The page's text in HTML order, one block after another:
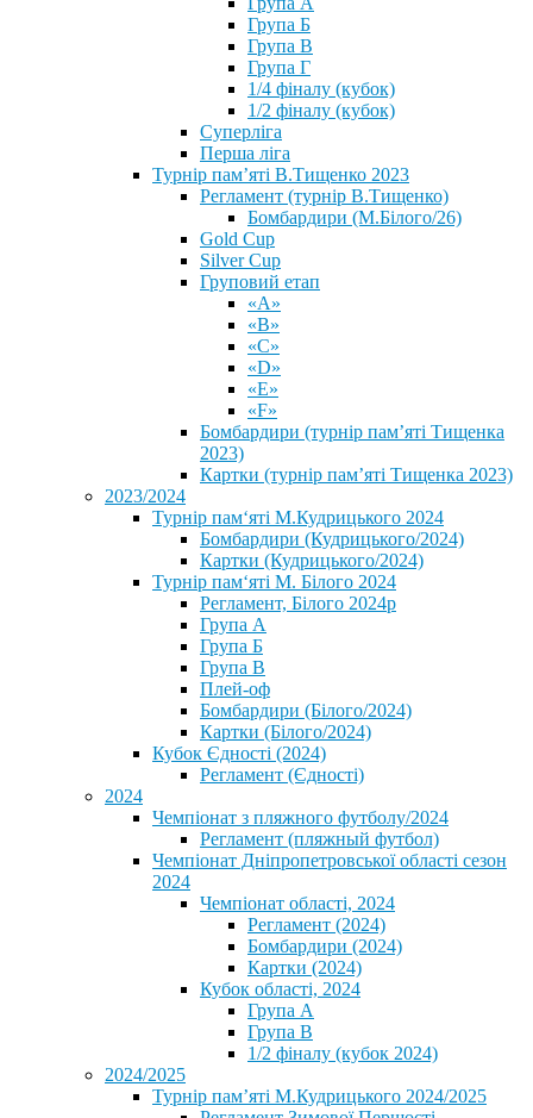
Група Б
Група В
Група Г
1/4 фіналу (кубок)
1/2 фіналу (кубок)
Суперліга
Перша ліга
Турнір пам’яті В.Тищенко 2023
Регламент (турнір В.Тищенко)
Бомбардири (М.Білого/26)
Gold Cup
Silver Cup
Груповий етап
«А»
«В»
«С»
«D»
«Е»
«F»
Бомбардири (турнір пам’яті Тищенка
2023)
Картки (турнір пам’яті Тищенка 2023)
2023/2024
⁨Турнір пам‘яті М.Кудрицького 2024
Бомбардири (Кудрицького/2024)
Картки (Кудрицького/2024)
⁨Турнір пам‘яті М. Білого 2024⁩
Регламент, Білого 2024р
Група А
Група Б
Група В
Плей-оф
Бомбардири (Білого/2024)
Картки (Білого/2024)
Кубок Єдності (2024)
Регламент (Єдності)
2024
Чемпіонат з пляжного футболу/2024
Регламент (пляжный футбол)
Чемпіонат Дніпропетровської області сезон
2024
Чемпіонат області, 2024
Регламент (2024)
Бомбардири (2024)
Картки (2024)
Кубок області, 2024
Група А
Група В
1/2 фіналу (кубок 2024)
2024/2025
Турнір пам’яті М.Кудрицького 2024/2025